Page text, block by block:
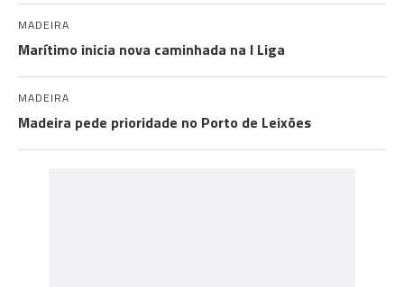
MADEIRA
Marítimo inicia nova caminhada na I Liga
MADEIRA
Madeira pede prioridade no Porto de Leixões